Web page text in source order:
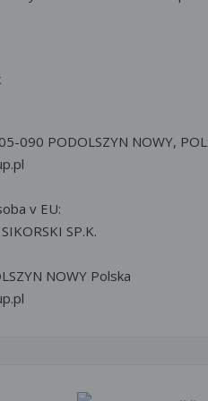
090 PODOLSZYN NOWY,
v EU:
SP.K.
NOWY Polska